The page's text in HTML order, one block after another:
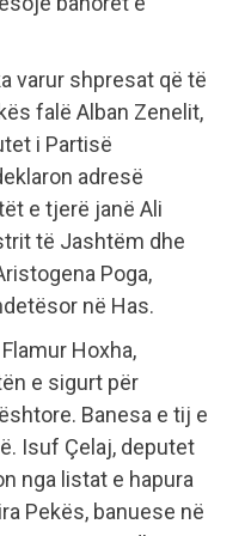
varur shpresat që të
falë Alban Zenelit,
i Partisë
adresë
e tjerë janë Ali
të Jashtëm dhe
Poga,
në Has.
Hoxha,
e sigurt për
Banesa e tij e
Isuf Çelaj, deputet
nga listat e hapura
Pekës, banuese në